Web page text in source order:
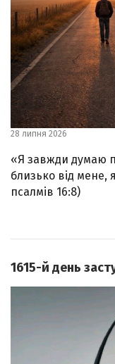
28 липня 2026
«Я завжди думаю
близько від мене,
псалмів 16:8)
1615-й день